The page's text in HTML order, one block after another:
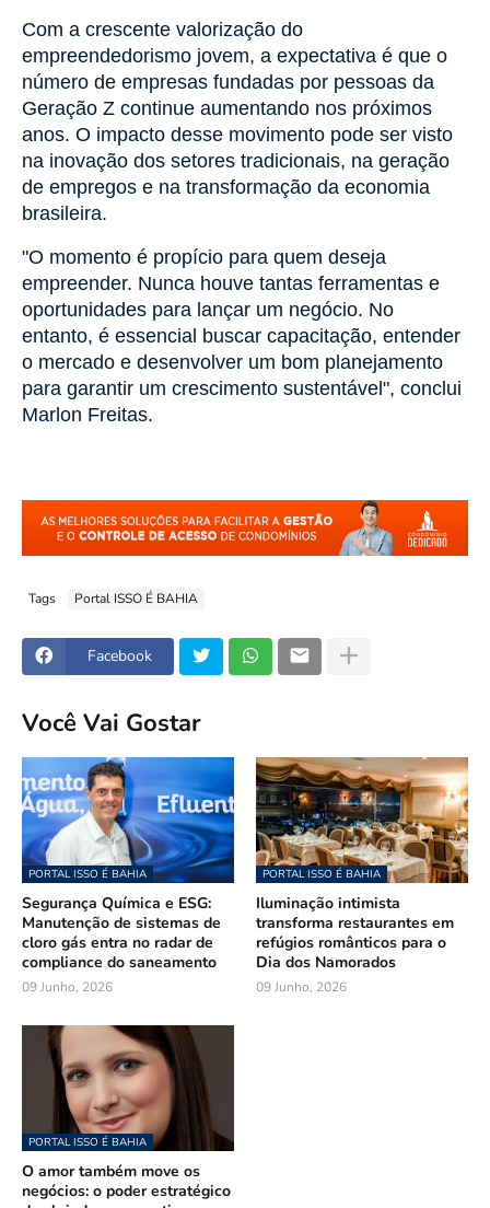
Com a crescente valorização do
empreendedorismo jovem, a expectativa é que o
número de empresas fundadas por pessoas da
Geração Z continue aumentando nos próximos
anos. O impacto desse movimento pode ser visto
na inovação dos setores tradicionais, na geração
de empregos e na transformação da economia
brasileira.
"O momento é propício para quem deseja
empreender. Nunca houve tantas ferramentas e
oportunidades para lançar um negócio. No
entanto, é essencial buscar capacitação, entender
o mercado e desenvolver um bom planejamento
para garantir um crescimento sustentável", conclui
Marlon Freitas.
Tags Portal ISSO É BAHIA
Facebook
Você Vai Gostar
PORTAL ISSO É BAHIA
Segurança Química e ESG:
Manutenção de sistemas de
cloro gás entra no radar de
compliance do saneamento
09 Junho, 2026
PORTAL ISSO É BAHIA
Iluminação intimista
transforma restaurantes em
refúgios românticos para o
Dia dos Namorados
09 Junho, 2026
PORTAL ISSO É BAHIA
O amor também move os
negócios: o poder estratégico